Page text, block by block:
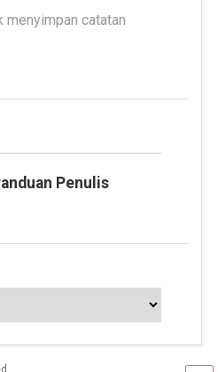
menyimpan catatan
Penulis